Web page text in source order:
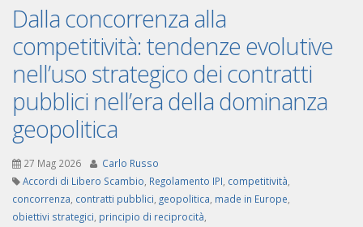
Dalla concorrenza alla
competitività: tendenze evolutive
nell’uso strategico dei contratti
pubblici nell’era della dominanza
geopolitica
27 Mag 2026
Carlo Russo
Accordi di Libero Scambio Regolamento IPI competitività
concorrenza contratti pubblici geopolitica made in Europe
obiettivi strategici principio di reciprocità